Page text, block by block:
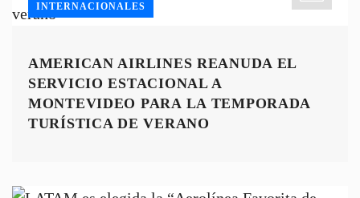
INTERNACIONALES
AMERICAN AIRLINES REANUDA EL
SERVICIO ESTACIONAL A
MONTEVIDEO PARA LA TEMPORADA
TURÍSTICA DE VERANO